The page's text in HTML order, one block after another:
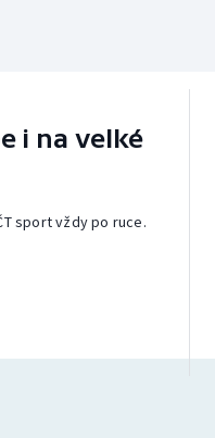
i na velké
sport vždy po ruce.